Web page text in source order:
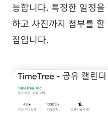
능합니다. 특정한 일정
하고 사진까지 첨부를
점입니다.